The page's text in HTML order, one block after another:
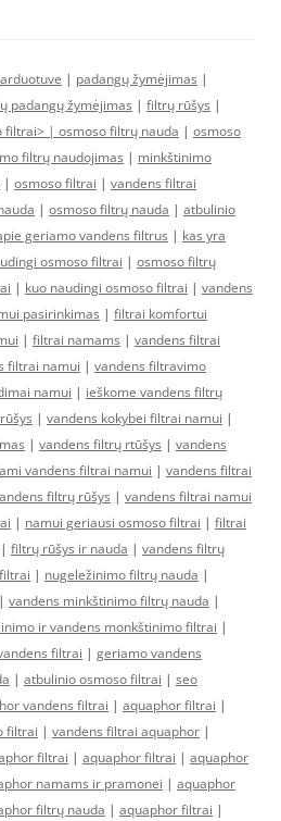
| padangų žymėjimas |
padangų žymėjimas | filtrų rūšys |
filtrai> | osmoso filtrų nauda | osmoso
filtrų naudojimas | minkštinimo
| osmoso filtrai | vandens filtrai
| osmoso filtrų nauda | atbulinio
geriamo vandens filtrus | kas yra
osmoso filtrai | osmoso filtrų
| kuo naudingi osmoso filtrai | vandens
pasirinkimas | filtrai komfortui
| filtrai namams | vandens filtrai
filtrai namui | vandens filtravimo
namui | ieškome vandens filtrų
| vandens kokybei filtrai namui |
| vandens filtrų rtūšys | vandens
vandens filtrai namui | vandens filtrai
filtrų rūšys | vandens filtrai namui
| namui geriausi osmoso filtrai | filtrai
| filtrų rūšys ir nauda | vandens filtrų
| nugeležinimo filtrų nauda |
| vandens minkštinimo filtrų nauda |
ir vandens monkštinimo filtrai |
filtrai | geriamo vandens
| atbulinio osmoso filtrai | seo
vandens filtrai | aquaphor filtrai |
filtrai | vandens filtrai aquaphor |
filtrai | aquaphor filtrai | aquaphor
namams ir pramonei | aquaphor
filtrų nauda | aquaphor filtrai |